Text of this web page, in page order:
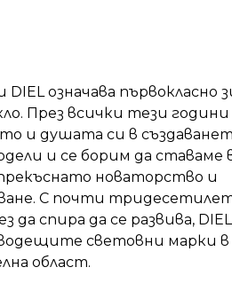
DIEL означава първокласно
През всички тези
и душата си в
и се борим да ставаме
новаторство и
С почти
да спира да се развива,
световни марки в
област.